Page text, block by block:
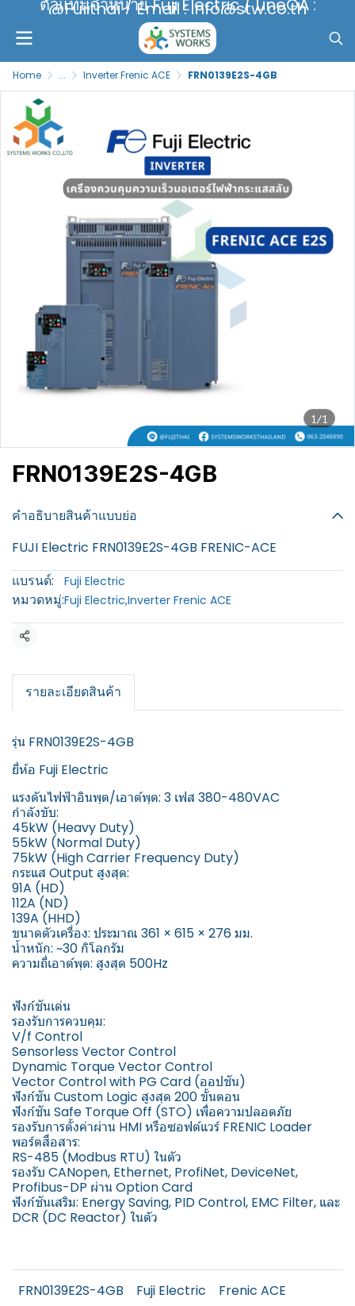
ตัวแทนจำหน่าย Fuji Electric / LineOA :
@Fujithai / Email : info@stw.co.th
Home ... Inverter Frenic ACE FRN0139E2S-4GB
1/1
FRN0139E2S-4GB
คำอธิบายสินค้าแบบย่อ
FUJI Electric FRN0139E2S-4GB FRENIC-ACE
แบรนด์:
Fuji Electric
หมวดหมู่:Fuji Electric,Inverter Frenic ACE
แชร์
รายละเอียดสินค้า
รุ่น FRN0139E2S-4GB
ยี่ห้อ Fuji Electric
แรงดันไฟฟ้าอินพุต/เอาต์พุต: 3 เฟส 380-480VAC
กำลังขับ:
45kW (Heavy Duty)
55kW (Normal Duty)
75kW (High Carrier Frequency Duty)
กระแส Output สูงสุด:
91A (HD)
112A (ND)
139A (HHD)
ขนาดตัวเครื่อง: ประมาณ 361 × 615 × 276 มม.
น้ำหนัก: ~30 กิโลกรัม
ความถี่เอาต์พุต: สูงสุด 500Hz
ฟังก์ชันเด่น
รองรับการควบคุม:
V/f Control
Sensorless Vector Control
Dynamic Torque Vector Control
Vector Control with PG Card (ออปชัน)
ฟังก์ชัน Custom Logic สูงสุด 200 ขั้นตอน
ฟังก์ชัน Safe Torque Off (STO) เพื่อความปลอดภัย
รองรับการตั้งค่าผ่าน HMI หรือซอฟต์แวร์ FRENIC Loader
พอร์ตสื่อสาร:
RS-485 (Modbus RTU) ในตัว
รองรับ CANopen, Ethernet, ProfiNet, DeviceNet,
Profibus-DP ผ่าน Option Card
ฟังก์ชันเสริม: Energy Saving, PID Control, EMC Filter, และ
DCR (DC Reactor) ในตัว
FRN0139E2S-4GB Fuji Electric
Frenic ACE